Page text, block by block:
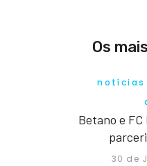
Os
notícias
Betano e FC
30 de